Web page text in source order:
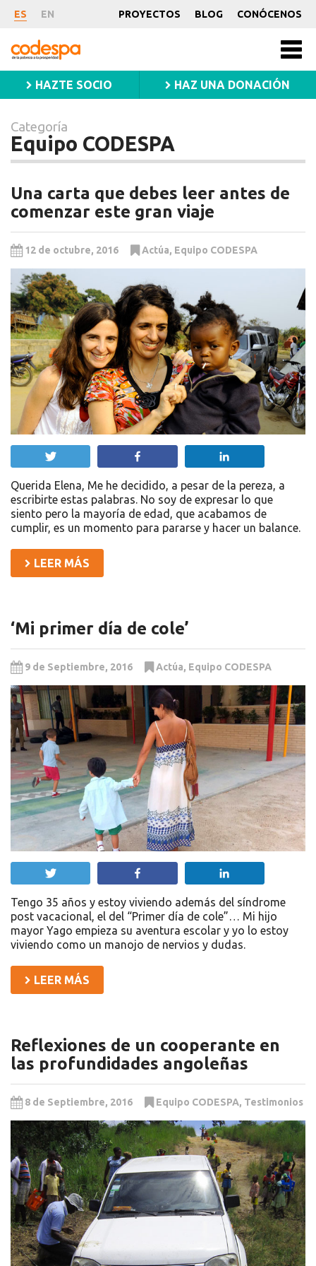
Categoría
Equipo
CODESPA
ES EN PROYECTOS BLOG CONÓCENOS
CODESPA
HAZTE SOCIO HAZ UNA DONACIÓN
Categoría
Equipo CODESPA
Una carta que debes leer antes de
comenzar este gran viaje
12 de octubre, 2016 Actúa, Equipo CODESPA
Querida Elena, Me he decidido, a pesar de la pereza, a
escribirte estas palabras. No soy de expresar lo que
siento pero la mayoría de edad, que acabamos de
cumplir, es un momento para pararse y hacer un balance.
LEER MÁS
‘Mi primer día de cole’
9 de Septiembre, 2016 Actúa, Equipo CODESPA
Tengo 35 años y estoy viviendo además del síndrome
post vacacional, el del “Primer día de cole”… Mi hijo
mayor Yago empieza su aventura escolar y yo lo estoy
viviendo como un manojo de nervios y dudas.
LEER MÁS
Reflexiones de un cooperante en
las profundidades angoleñas
8 de Septiembre, 2016 Equipo CODESPA, Testimonios